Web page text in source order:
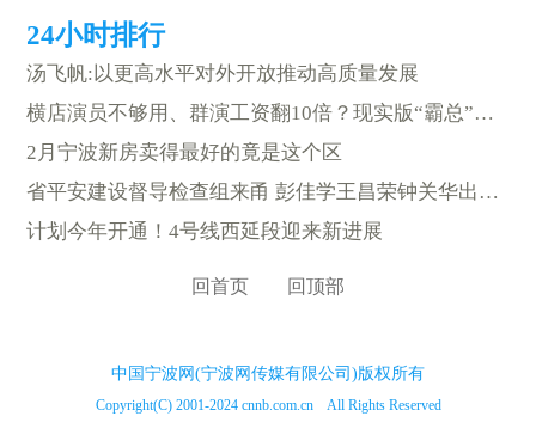
汤飞帆:以更高水平对外开放推动高质量发展
横店演员不够用、群演工资翻10倍？现实版“霸总”都来拍戏了
2月宁波新房卖得最好的竟是这个区
省平安建设督导检查组来甬 彭佳学王昌荣钟关华出席汇报会
计划今年开通！4号线西延段迎来新进展
回首页 回顶部
中国宁波网(宁波网传媒有限公司)版权所有
Copyright(C) 2001-2024 cnnb.com.cn All Rights Reserved